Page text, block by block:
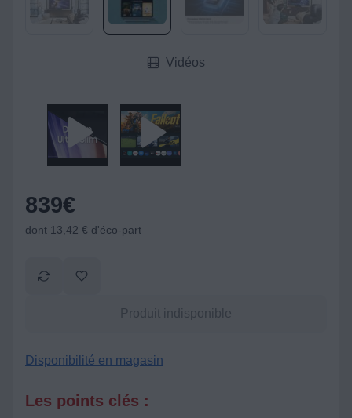
Vidéos
839€
dont 13,42 € d'éco-part
Produit indisponible
Disponibilité en magasin
Les points clés :